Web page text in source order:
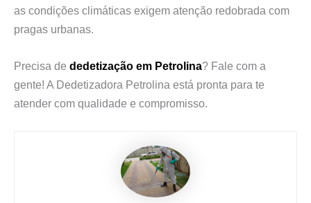
as condições climáticas exigem atenção redobrada com
pragas urbanas.
Precisa de dedetização em Petrolina? Fale com a
gente! A Dedetizadora Petrolina está pronta para te
atender com qualidade e compromisso.